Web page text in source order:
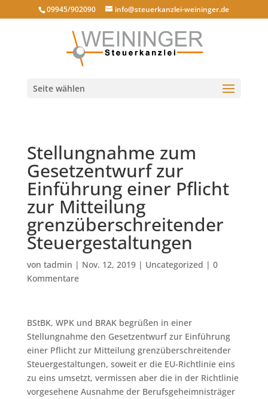
09945/902090 info@steuerkanzlei-weininger.de
Seite wählen
Stellungnahme zum
Gesetzentwurf zur
Einführung einer Pflicht
zur Mitteilung
grenzüberschreitender
Steuergestaltungen
von tadmin | Nov. 12, 2019| Uncategorized | 0
Kommentare
BStBK, WPK und BRAK begrüßen in einer
Stellungnahme den Gesetzentwurf zur Einführung
einer Pflicht zur Mitteilung grenzüberschreitender
Steuergestaltungen, soweit er die EU-Richtlinie eins
zu eins umsetzt, vermissen aber die in der Richtlinie
vorgesehene Ausnahme der Berufsgeheimnisträger